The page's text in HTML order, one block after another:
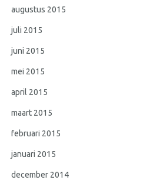
augustus 2015
juli 2015
juni 2015
mei 2015
april 2015
maart 2015
februari 2015
januari 2015
december 2014